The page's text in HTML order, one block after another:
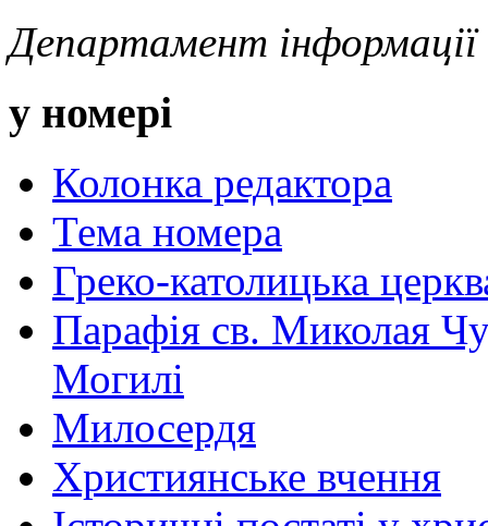
Департамент
у номері
Колонка редактора
Тема номера
Греко-католицька
Парафія св. Миколая
Могилі
Милосердя
Християнське вчення